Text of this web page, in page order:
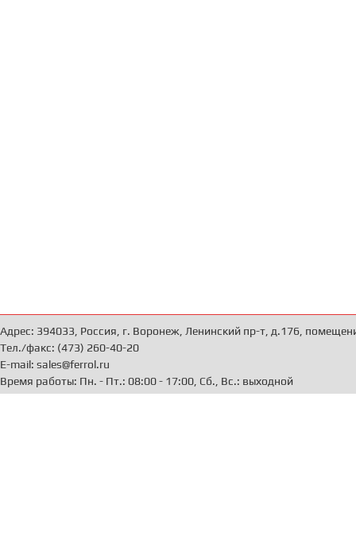
Адрес: 394033, Россия, г. Воронеж, Ленинский пр-т, д.176,
Тел./факс: (473) 260-40-20
E-mail: sales@ferrol.ru
Время работы: Пн. - Пт.: 08:00 - 17:00, Сб., Вс.: выходной